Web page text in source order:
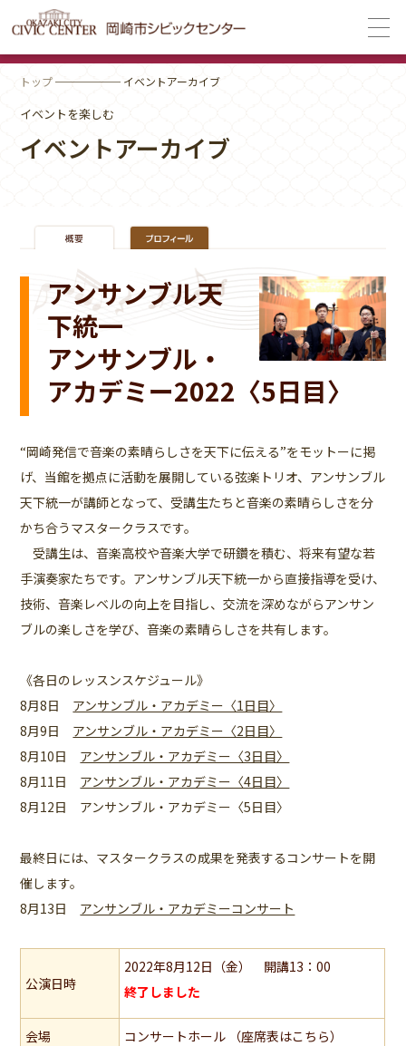
トップ────── イベントアーカイブ
イベントを楽しむ
イベントアーカイブ
アンサンブル天
下統一
アンサンブル・
アカデミー2022〈5日目〉
“岡崎発信で音楽の素晴らしさを天下に伝える”をモットーに掲
げ、当館を拠点に活動を展開している弦楽トリオ、アンサンブル
天下統一が講師となって、受講生たちと音楽の素晴らしさを分
かち合うマスタークラスです。
受講生は、音楽高校や音楽大学で研鑽を積む、将来有望な若
手演奏家たちです。アンサンブル天下統一から直接指導を受け、
技術、音楽レベルの向上を目指し、交流を深めながらアンサン
ブルの楽しさを学び、音楽の素晴らしさを共有します。
《各日のレッスンスケジュール》
8月8日 アンサンブル・アカデミー〈1日目〉
8月9日 アンサンブル・アカデミー〈2日目〉
8月10日 アンサンブル・アカデミー〈3日目〉
8月11日 アンサンブル・アカデミー〈4日目〉
8月12日 アンサンブル・アカデミー〈5日目〉
最終日には、マスタークラスの成果を発表するコンサートを開
催します。
8月13日 アンサンブル・アカデミーコンサート
公演日時
2022年8月12日（金） 開講13：00
終了しました
会場
コンサートホール （座席表はこちら）